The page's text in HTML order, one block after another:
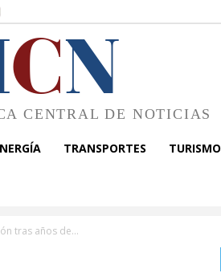
CN
CENTRAL DE NOTICIAS
TRANSPORTES TURISMO
tras años de...